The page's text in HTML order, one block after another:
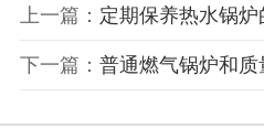
上一篇： 定期保养热水锅
下一篇： 普通燃气锅炉和质量好